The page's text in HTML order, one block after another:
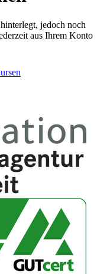
hinterlegt, jedoch noch
aus Ihrem Konto